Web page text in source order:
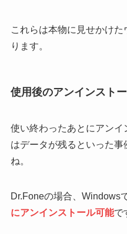
これらは本物に見せかけ
ります。
使用後のアンインスト
使い終わったあとにアンイ
はデータが残るといった
ね。
Dr.Foneの場合、Windows
にアンインストール可能で